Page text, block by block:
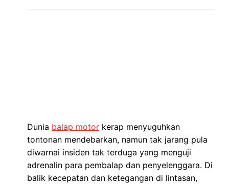
Dunia balap motor kerap menyuguhkan
tontonan mendebarkan, namun tak jarang pula
diwarnai insiden tak terduga yang menguji
adrenalin para pembalap dan penyelenggara. Di
balik kecepatan dan ketegangan di lintasan,